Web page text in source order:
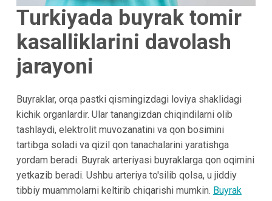
Turkiyada buyrak tomir
kasalliklarini davolash
jarayoni
Buyraklar, orqa pastki qismingizdagi loviya shaklidagi
kichik organlardir. Ular tanangizdan chiqindilarni olib
tashlaydi, elektrolit muvozanatini va qon bosimini
tartibga soladi va qizil qon tanachalarini yaratishga
yordam beradi. Buyrak arteriyasi buyraklarga qon oqimini
yetkazib beradi. Ushbu arteriya to'silib qolsa, u jiddiy
tibbiy muammolarni keltirib chiqarishi mumkin. Buyrak